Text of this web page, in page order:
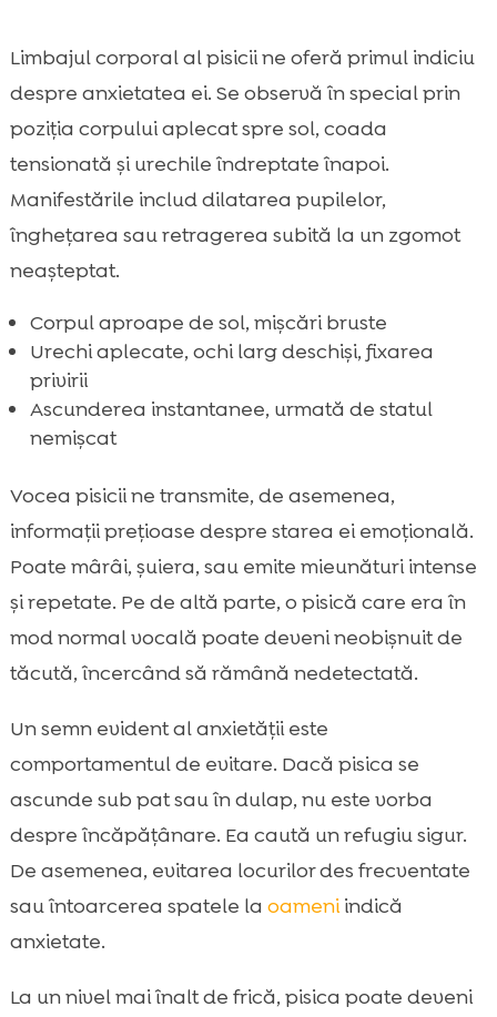
Limbajul corporal al pisicii ne oferă primul indiciu
despre anxietatea ei. Se observă în special prin
poziția corpului aplecat spre sol, coada
tensionată și urechile îndreptate înapoi.
Manifestările includ dilatarea pupilelor,
înghețarea sau retragerea subită la un zgomot
neașteptat.
Corpul aproape de sol, mișcări bruste
Urechi aplecate, ochi larg deschiși, fixarea
privirii
Ascunderea instantanee, urmată de statul
nemișcat
Vocea pisicii ne transmite, de asemenea,
informații prețioase despre starea ei emoțională.
Poate mârâi, șuiera, sau emite mieunături intense
și repetate. Pe de altă parte, o pisică care era în
mod normal vocală poate deveni neobișnuit de
tăcută, încercând să rămână nedetectată.
Un semn evident al anxietății este
comportamentul de evitare. Dacă pisica se
ascunde sub pat sau în dulap, nu este vorba
despre încăpățânare. Ea caută un refugiu sigur.
De asemenea, evitarea locurilor des frecventate
sau întoarcerea spatele la oameniindică
anxietate.
La un nivel mai înalt de frică, pisica poate deveni